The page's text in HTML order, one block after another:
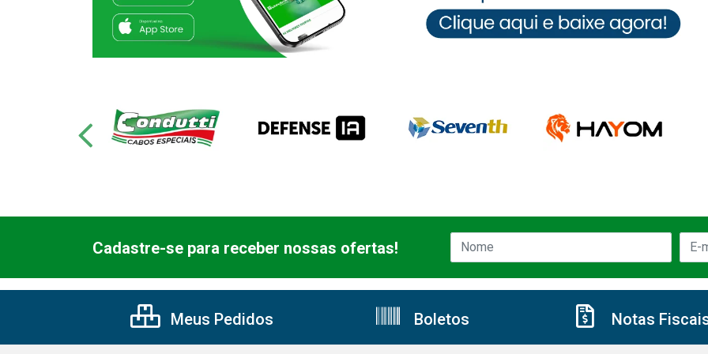
Cadastre-se para receber nossas ofertas!
Meus Pedidos Boletos Notas